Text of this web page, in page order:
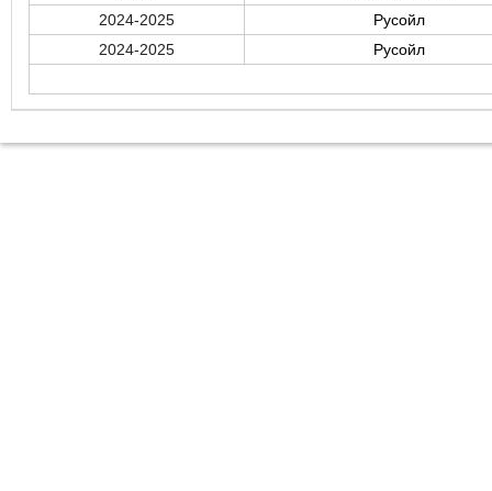
2024-2025
Русойл
2024-2025
Русойл